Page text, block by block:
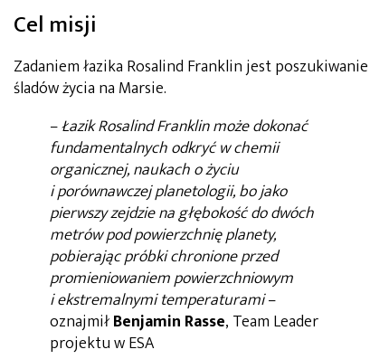
Cel misji
Zadaniem łazika Rosalind Franklin jest poszukiwanie
śladów życia na Marsie.
–Łazik Rosalind Franklin może dokonać
fundamentalnych odkryć w chemii
organicznej, naukach o życiu
i porównawczej planetologii, bo jako
pierwszy zejdzie na głębokość do dwóch
metrów pod powierzchnię planety,
pobierając próbki chronione przed
promieniowaniem powierzchniowym
i ekstremalnymi temperaturami–
oznajmiłBenjamin Rasse, Team Leader
projektu w ESA